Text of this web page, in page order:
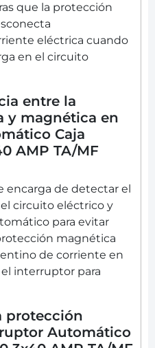
que la protección
eléctrica cuando
en el circuito
entre la
y magnética en
Caja
AMP TA/MF
encarga de detectar el
circuito eléctrico y
para evitar
magnética
de corriente en
interruptor para
protección
Automático